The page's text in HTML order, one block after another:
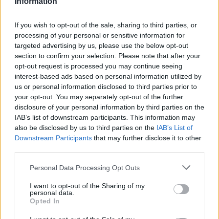
If you wish to opt-out of the sale, sharing to third parties, or
processing of your personal or sensitive information for
targeted advertising by us, please use the below opt-out
section to confirm your selection. Please note that after your
opt-out request is processed you may continue seeing
interest-based ads based on personal information utilized by
us or personal information disclosed to third parties prior to
your opt-out. You may separately opt-out of the further
disclosure of your personal information by third parties on the
IAB’s list of downstream participants. This information may
also be disclosed by us to third parties on the IAB’s List of
Downstream Participants that may further disclose it to other
Personal Data Processing Opt Outs
I want to opt-out of the Sharing of my
personal data.
Opted In
taules o comissions de llengua, especialment en
municipis petits o a escala comarcal. També és
fonamental implicar el teixit local -entitats culturals,
esportives i comercials- i elaborar plans d’impuls
adaptats a cada realitat. Aquests plans han de partir d’una
diagnosi pròpia: quina és la situació lingüística del
municipi, quins reptes hi ha -com ara l’arribada de nova
població- i quines accions cal desplegar. L’objectiu és
convertir els municipis en espais lingüísticament
acollidors, on es faciliti l’aprenentatge del català i es
fomenti la seva adopció.
presenta van adreçades tant a municipis
grans com a menuts?